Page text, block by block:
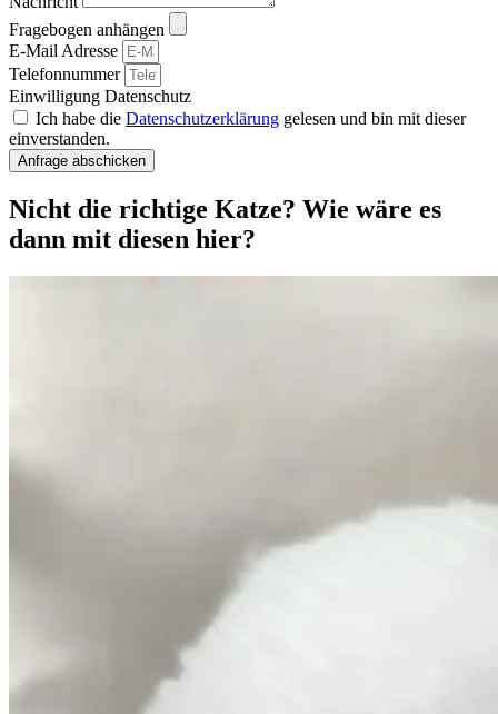
Fragebogen anhängen
E-Mail Adresse
Telefonnummer
Einwilligung Datenschutz
Ich habe die Datenschutzerklärung gelesen und bin mit dieser
einverstanden.
Anfrage abschicken
Nicht die richtige Katze? Wie wäre es
dann mit diesen hier?